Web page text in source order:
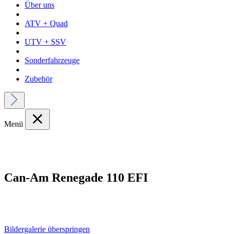
Über uns
ATV + Quad
UTV + SSV
Sonderfahrzeuge
Zubehör
Menü
Can-Am Renegade 110 EFI
Bildergalerie überspringen